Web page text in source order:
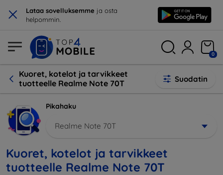
× Lataa sovelluksemme ja osta
helpommin.
0
Kuoret, kotelot ja tarvikkeet
tuotteelle Realme Note 70T
Suodatin
Pikahaku
Realme Note 70T
Kuoret, kotelot ja tarvikkeet
tuotteelle Realme Note 70T